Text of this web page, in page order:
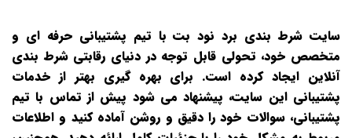
سایت شرط‌ بندی برد نود بت با تیم پشتیبانی حرفه‌ ای و
متخصص خود، تحولی قابل‌ توجه در دنیای رقابتی شرط‌ بندی
آنلاین ایجاد کرده است. برای بهره‌ گیری بهتر از خدمات
پشتیبانی این سایت، پیشنهاد می‌ شود پیش از تماس با تیم
پشتیبانی، سوالات خود را دقیق و روشن آماده کنید و اطلاعات